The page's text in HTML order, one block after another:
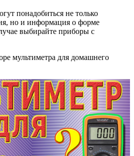
понадобиться не только
но и информация о форме
выбирайте приборы с
мультиметра для домашнего